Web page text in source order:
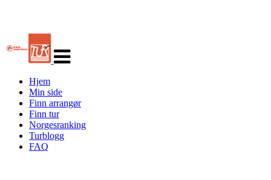
navigasjon
Hjem
Min side
Finn arrangør
Finn tur
Norgesranking
Turblogg
FAQ